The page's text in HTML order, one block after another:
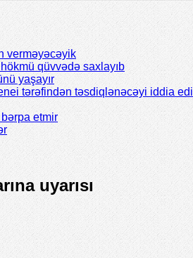
verməyəcəyik
qüvvədə saxlayıb
yaşayır
tərəfindən təsdiqlənəcəyi iddia
etmir
uyarısı